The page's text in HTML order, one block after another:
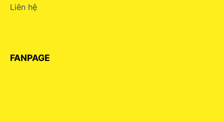
Liên hệ
FANPAGE